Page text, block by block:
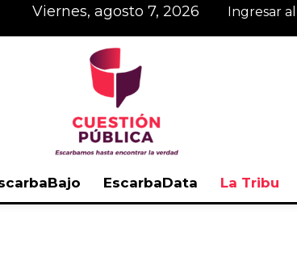
viernes, agosto 7, 2026 Ingresar
EscarbaData La Tribu